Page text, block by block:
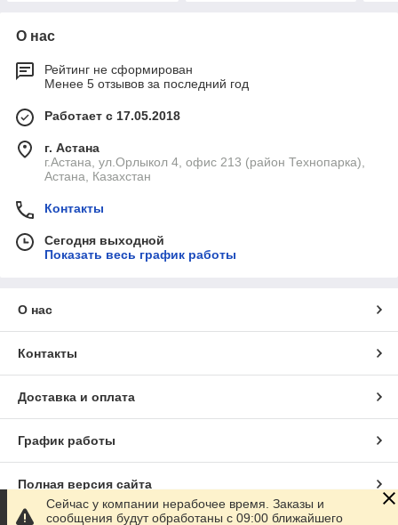
О нас
Рейтинг не сформирован
Менее 5 отзывов за последний год
Работает с 17.05.2018
г. Астана
г.Астана, ул.Орлыкол 4, офис 213 (район Технопарка),
Астана, Казахстан
Контакты
Сегодня выходной
Показать весь график работы
О нас
Контакты
Доставка и оплата
График работы
Полная версия сайта
Сейчас у компании нерабочее время. Заказы и
сообщения будут обработаны с 09:00 ближайшего